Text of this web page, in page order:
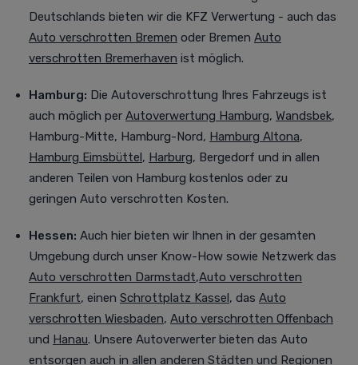
Deutschlands bieten wir die KFZ Verwertung - auch das
Auto verschrotten Bremen oder Bremen Auto
verschrotten Bremerhaven ist möglich.
Hamburg: Die Autoverschrottung Ihres Fahrzeugs ist
auch möglich per Autoverwertung Hamburg, Wandsbek,
Hamburg-Mitte, Hamburg-Nord, Hamburg Altona,
Hamburg Eimsbüttel, Harburg, Bergedorf und in allen
anderen Teilen von Hamburg kostenlos oder zu
geringen Auto verschrotten Kosten.
Hessen: Auch hier bieten wir Ihnen in der gesamten
Umgebung durch unser Know-How sowie Netzwerk das
Auto verschrotten Darmstadt,Auto verschrotten
Frankfurt, einen Schrottplatz Kassel, das Auto
verschrotten Wiesbaden, Auto verschrotten Offenbach
und Hanau. Unsere Autoverwerter bieten das Auto
entsorgen auch in allen anderen Städten und Regionen